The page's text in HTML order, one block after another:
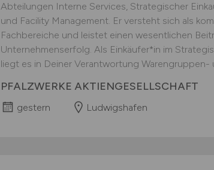
Abteilungen Interne Services, Strategischer
und Facility Management. Er versteht sich als
Fachbereiche und leistet einen wesentlichen
Unternehmenserfolg. Als Einkäufer*in im
liegt es in Deiner Verantwortung Warengruppen-
PFALZWERKE AKTIENGESELLSCHAFT
gestern Ludwigshafen